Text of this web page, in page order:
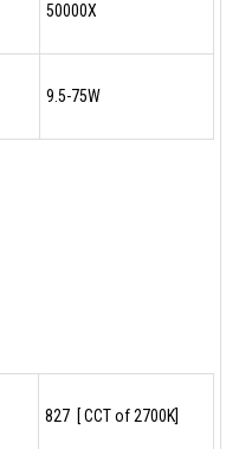
50000X
9.5-75W
827 [ CCT of 2700K]